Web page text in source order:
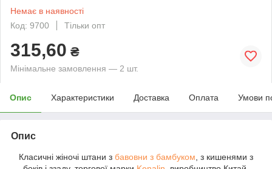
Немає в наявності
Код: 9700
Тільки опт
315,60 ₴
Мінімальне замовлення — 2 шт.
Опис Характеристики Доставка Оплата Умови
Опис
Класичні жіночі штани з бавовни з бамбуком , з кишенями з